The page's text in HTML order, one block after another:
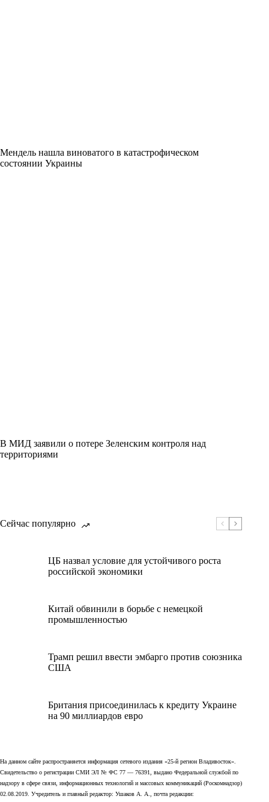
Мендель нашла виноватого в катастрофическом
состоянии Украины
В МИД заявили о потере Зеленским контроля над
территориями
Сейчас популярно
ЦБ назвал условие для устойчивого роста
российской экономики
Китай обвинили в борьбе с немецкой
промышленностью
Трамп решил ввести эмбарго против союзника
США
Британия присоединилась к кредиту Украине
на 90 миллиардов евро
На данном сайте распространяется информация сетевого издания «25-й регион Владивосток».
Свидетельство о регистрации СМИ ЭЛ № ФС 77 — 76391, выдано Федеральной службой по
надзору в сфере связи, информационных технологий и массовых коммуникаций (Роскомнадзор)
02.08.2019. Учредитель и главный редактор: Ушаков А. А., почта редакции: